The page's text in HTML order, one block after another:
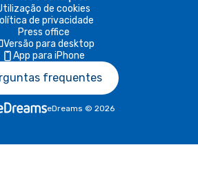
de cookies
de privacidade
Press office
Versão para desktop
App para iPhone
frequentes
eDreams © 2026